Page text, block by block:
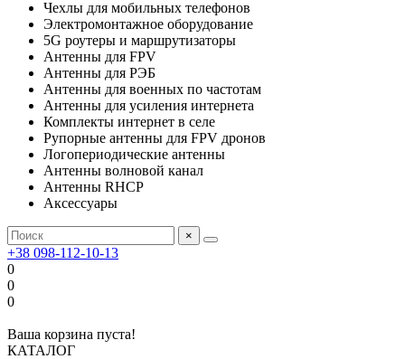
Чехлы для мобильных телефонов
Электромонтажное оборудование
5G роутеры и маршрутизаторы
Антенны для FPV
Антенны для РЭБ
Антенны для военных по частотам
Антенны для усиления интернета
Комплекты интернет в селе
Рупорные антенны для FPV дронов
Логопериодические антенны
Антенны волновой канал
Антенны RHCP
Аксессуары
×
+38 098-112-10-13
0
0
0
Ваша корзина пуста!
КАТАЛОГ